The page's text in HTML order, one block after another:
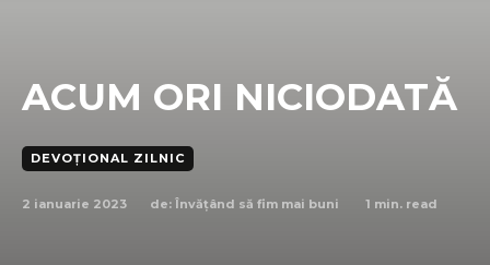
ACUM ORI NICIODATĂ
DEVOȚIONAL ZILNIC
2 ianuarie 2023 de: Învățând să fim mai buni 1 min. read